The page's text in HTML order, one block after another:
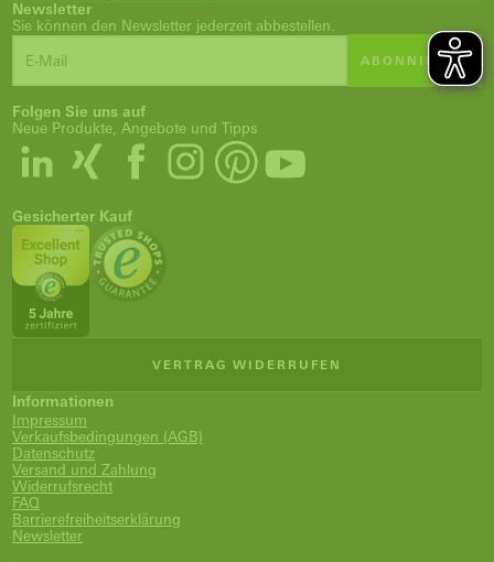
Newsletter
Sie können den Newsletter jederzeit abbestellen.
ABONNIEREN
Folgen Sie uns auf
Neue Produkte, Angebote und Tipps
Gesicherter Kauf
VERTRAG WIDERRUFEN
Informationen
Impressum
Verkaufsbedingungen (AGB)
Datenschutz
Versand und Zahlung
Widerrufsrecht
FAQ
Barrierefreiheitserklärung
Newsletter